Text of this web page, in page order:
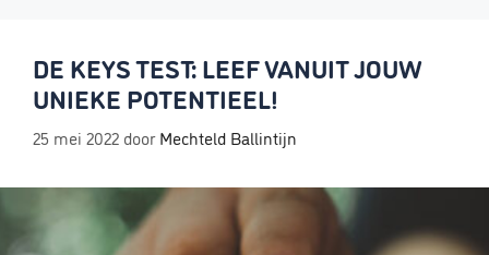
DE KEYS TEST: LEEF VANUIT JOUW
UNIEKE POTENTIEEL!
25 mei 2022 doorMechteld Ballintijn